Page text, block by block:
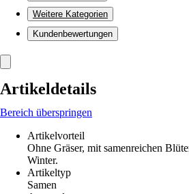
Weitere Kategorien
Kundenbewertungen
Artikeldetails
Bereich überspringen
Artikelvorteil
Ohne Gräser, mit samenreichen
Winter.
Artikeltyp
Samen